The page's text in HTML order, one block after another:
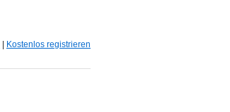
Kostenlos registrieren